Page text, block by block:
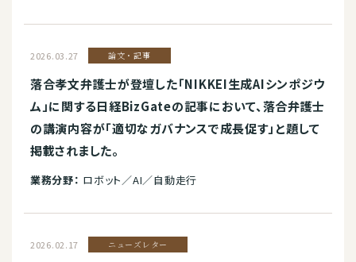
2026.03.27 論文・記事
落合孝文弁護士が登壇した「NIKKEI生成AIシンポジウ
ム」に関する日経BizGateの記事において、落合弁護士
の講演内容が「適切なガバナンスで成長促す」と題して
掲載されました。
業務分野： ロボット／AI／自動走行
2026.02.17 ニューズレター